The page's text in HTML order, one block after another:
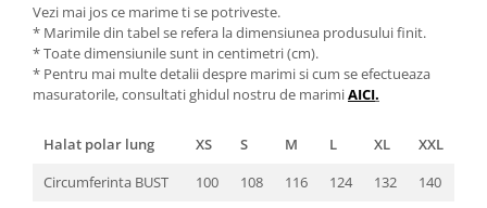
Vezi mai jos ce marime ti se potriveste.
* Marimile din tabel se refera la dimensiunea produsului finit.
* Toate dimensiunile sunt in centimetri (cm).
* Pentru mai multe detalii despre marimi si cum se efectueaza
masuratorile, consultati ghidul nostru de marimiAICI.
Halat polar lung XS S M L XL
XXL
Circumferinta BUST
100 108 116 124 132
140